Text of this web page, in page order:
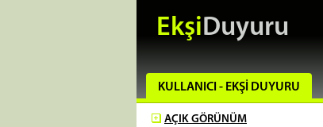
EkşiDuyuru
KULLANICI - EKŞI DUYURU
AÇIK GÖRÜNÜM